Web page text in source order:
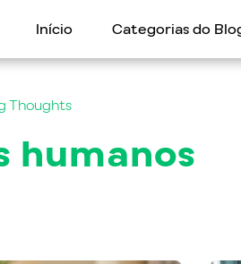
Início Categorias do
Thoughts
humanos